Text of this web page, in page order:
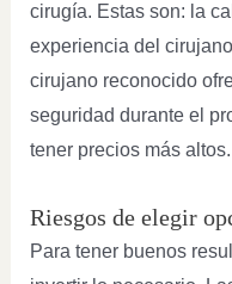
cirugía. Estas son: la
experiencia del
cirujano reconocido
seguridad durante el
tener precios más altos.
Riesgos de elegir
Para tener buenos